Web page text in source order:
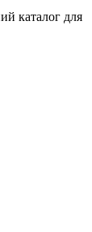
каталог для